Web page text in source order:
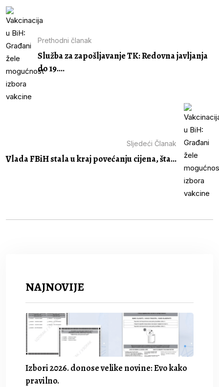
Prethodni članak
Služba za zapošljavanje TK: Redovna javljanja
do 19....
Sljedeći Članak
Vlada FBiH stala u kraj povećanju cijena, šta...
NAJNOVIJE
Izbori 2026. donose velike novine: Evo kako
pravilno.